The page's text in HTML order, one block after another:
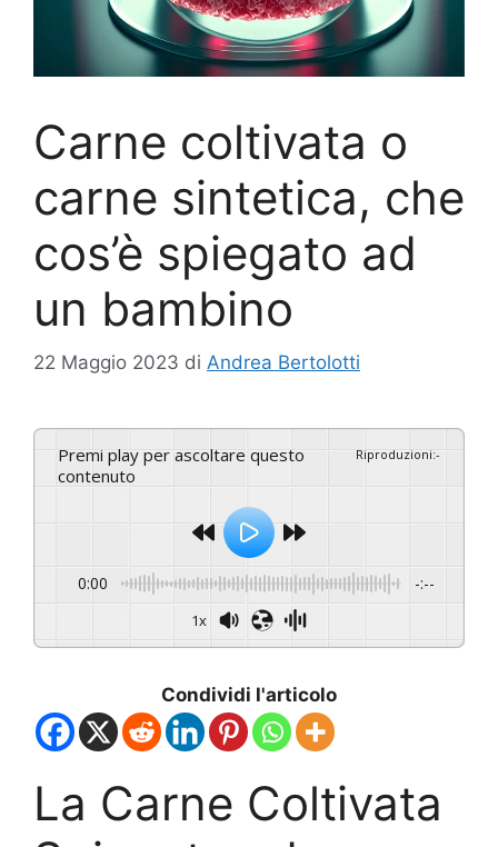
Carne coltivata o
carne sintetica, che
cos’è spiegato ad
un bambino
22 Maggio 2023 di Andrea Bertolotti
Premi play per ascoltare questo
contenuto
Riproduzioni:-
0:00 -:--
1x
Condividi l'articolo
La Carne Coltivata